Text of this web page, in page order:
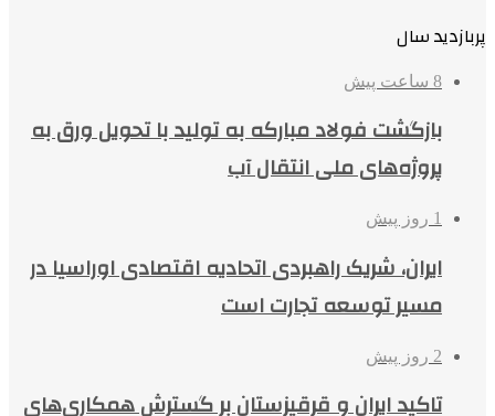
پربازدید سال
8 ساعت پیش
بازگشت فولاد مبارکه به تولید با تحویل ورق به
پروژه‌های ملی انتقال آب
1 روز پیش
ایران، شریک راهبردی اتحادیه اقتصادی اوراسیا در
مسیر توسعه تجارت است
2 روز پیش
تاکید ایران و قرقیزستان بر گسترش همکاری‌های